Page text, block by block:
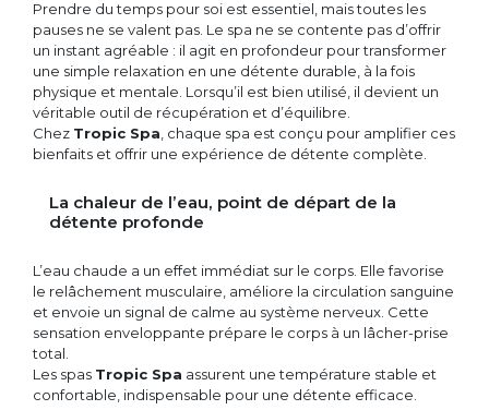
Prendre du temps pour soi est essentiel, mais toutes les
pauses ne se valent pas. Le spa ne se contente pas d’offrir
un instant agréable : il agit en profondeur pour transformer
une simple relaxation en une détente durable, à la fois
physique et mentale. Lorsqu’il est bien utilisé, il devient un
véritable outil de récupération et d’équilibre.
Chez Tropic Spa , chaque spa est conçu pour amplifier ces
bienfaits et offrir une expérience de détente complète.
La chaleur de l’eau, point de départ de la
détente profonde
L’eau chaude a un effet immédiat sur le corps. Elle favorise
le relâchement musculaire, améliore la circulation sanguine
et envoie un signal de calme au système nerveux. Cette
sensation enveloppante prépare le corps à un lâcher-prise
total.
Les spas Tropic Spa assurent une température stable et
confortable, indispensable pour une détente efficace.